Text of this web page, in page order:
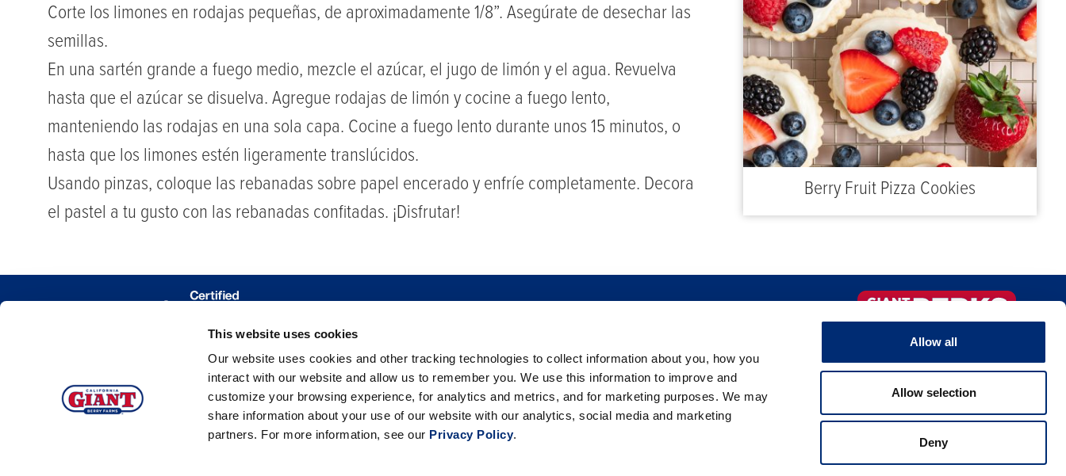
This website uses cookies
Our website uses cookies and other tracking technologies to collect information about you, how you
interact with our website and allow us to remember you. We use this information to improve and
customize your browsing experience, for analytics and metrics, and for marketing purposes. We may
share information about your use of our website with our analytics, social media and marketing
partners. For more information, see our Privacy Policy.
Allow all
Allow selection
Deny
Corte los limones en rodajas pequeñas, de aproximadamente 1/8”. Asegúrate de desechar las
semillas.
En una sartén grande a fuego medio, mezcle el azúcar, el jugo de limón y el agua. Revuelva
hasta que el azúcar se disuelva. Agregue rodajas de limón y cocine a fuego lento,
manteniendo las rodajas en una sola capa. Cocine a fuego lento durante unos 15 minutos, o
hasta que los limones estén ligeramente translúcidos.
Usando pinzas, coloque las rebanadas sobre papel encerado y enfríe completamente. Decora
el pastel a tu gusto con las rebanadas confitadas. ¡Disfrutar!
Berry Fruit Pizza Cookies
PREGUNTAS FRECUENTES
CONTÁCTANOS
¡Regístrate ahora!